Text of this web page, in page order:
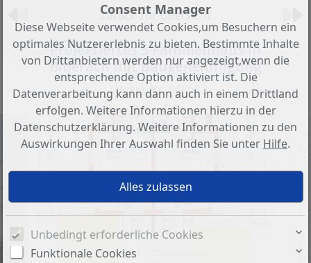
Zurück zur Übersicht
Projektiertes 5 Familienhaus in
Biberach mit Baugenehmigung
Objekt-Nr.: 04864
Grundriss 1. Obergeschoss
Consent Manager
Diese Webseite verwendet Cookies,um Besuchern ein
optimales Nutzererlebnis zu bieten. Bestimmte Inhalte
von Drittanbietern werden nur angezeigt,wenn die
entsprechende Option aktiviert ist. Die
Datenverarbeitung kann dann auch in einem Drittland
erfolgen. Weitere Informationen hierzu in der
Datenschutzerklärung. Weitere Informationen zu den
Auswirkungen Ihrer Auswahl finden Sie unter Hilfe.
Unbedingt erforderliche Cookies
Funktionale Cookies